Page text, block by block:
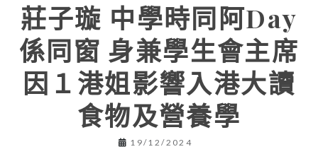
莊子璇 中學時同阿Day
係同窗 身兼學生會主席
因１港姐影響入港大讀
食物及營養學
19/12/2024